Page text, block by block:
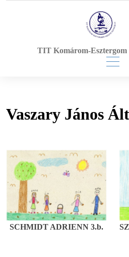
TIT Komárom-Esztergom
Vaszary János
SCHMIDT ADRIENN 3.b.